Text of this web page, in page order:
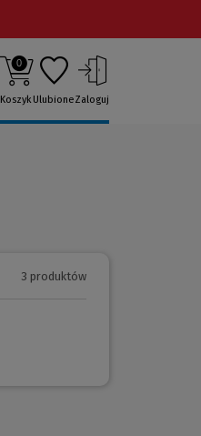
0
KoszykUlubioneZaloguj
3 produktów